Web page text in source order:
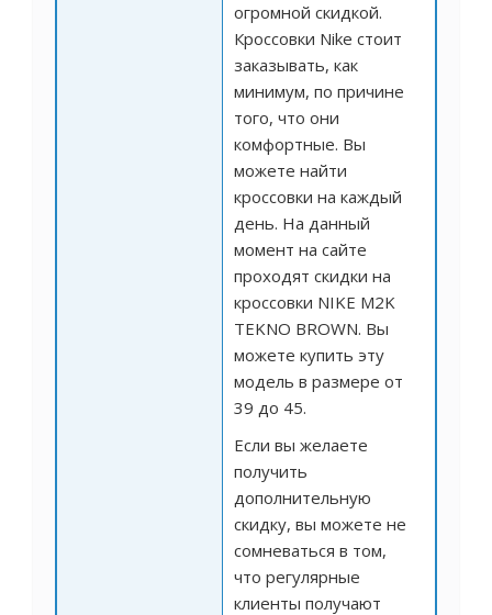
огромной скидкой.
Кроссовки Nike стоит
заказывать, как
минимум, по причине
того, что они
комфортные. Вы
можете найти
кроссовки на каждый
день. На данный
момент на сайте
проходят скидки на
кроссовки NIKE M2K
TEKNO BROWN. Вы
можете купить эту
модель в размере от
39 до 45.
Если вы желаете
получить
дополнительную
скидку, вы можете не
сомневаться в том,
что регулярные
клиенты получают